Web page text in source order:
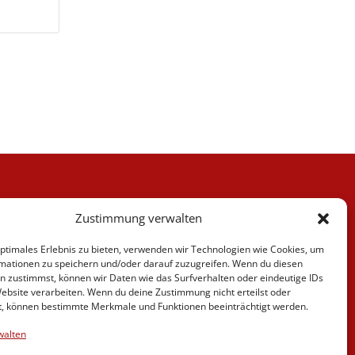
Zustimmung verwalten
Erlebnis zu bieten, verwenden wir Technologien wie Cookies, um
zu speichern und/oder darauf zuzugreifen. Wenn du diesen
zustimmst, können wir Daten wie das Surfverhalten oder eindeutige IDs
verarbeiten. Wenn du deine Zustimmung nicht erteilst oder
können bestimmte Merkmale und Funktionen beeinträchtigt werden.
Berufskraftfahrer
Fahrschule
Motorrad
News
Verschiedenes
Weiterbildung